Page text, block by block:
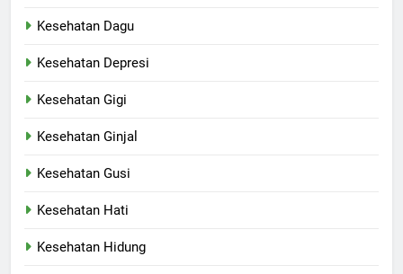
Kesehatan Dagu
Kesehatan Depresi
Kesehatan Gigi
Kesehatan Ginjal
Kesehatan Gusi
Kesehatan Hati
Kesehatan Hidung